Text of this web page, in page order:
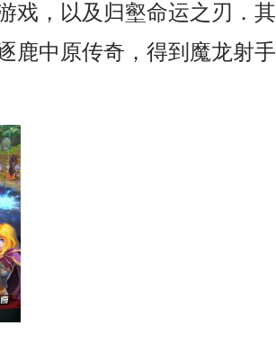
戏，以及归壑命运之刃．
鹿中原传奇，得到魔龙射